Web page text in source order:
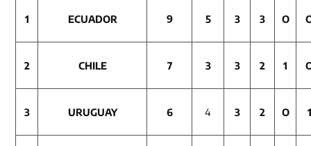
1 ECUADOR 9 5 3 3 O
2 CHILE 7 3 3 2 1
3 URUGUAY 6 4 3 2 O 1